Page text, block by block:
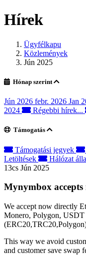
Hírek
Ügyfélkapu
Közlemények
Jún 2025
Hónap szerint
Jún 2026 febr. 2026 Jan
2024
Régebbi hírek...
Támogatás
Támogatási jegyek
Letöltések
Hálózat
13cs Jún 2025
Mynymbox
We accept now directly
Monero, Polygon,
This way we avoid
and customer save swap